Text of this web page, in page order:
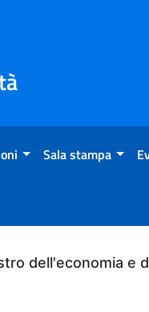
Sala stampa
dell'economia e